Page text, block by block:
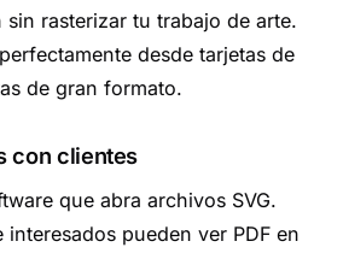
sin rasterizar tu trabajo de arte.
desde tarjetas de
de gran formato.
con clientes
que abra archivos SVG.
interesados pueden ver PDF en